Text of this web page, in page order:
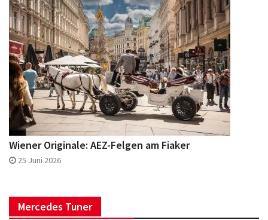
Wiener Originale: AEZ-Felgen am Fiaker
25 Juni 2026
Mercedes Tuner